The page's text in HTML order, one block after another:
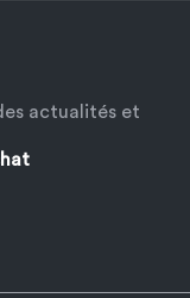
actualités et